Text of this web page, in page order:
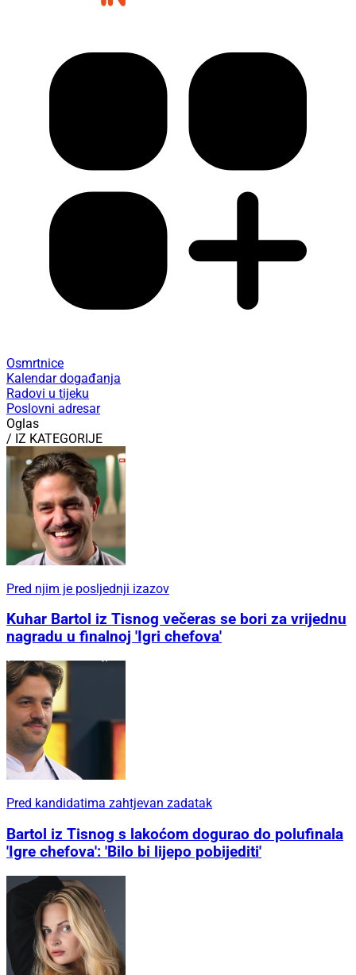
Osmrtnice
Kalendar događanja
Radovi u tijeku
Poslovni adresar
Oglas
/ IZ KATEGORIJE
Pred njim je posljednji izazov
Kuhar Bartol iz Tisnog večeras se bori za vrijednu
nagradu u finalnoj 'Igri chefova'
Pred kandidatima zahtjevan zadatak
Bartol iz Tisnog s lakoćom dogurao do polufinala
'Igre chefova': 'Bilo bi lijepo pobijediti'